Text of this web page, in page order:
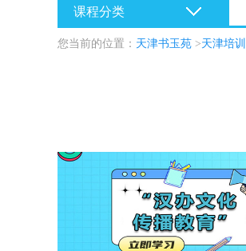
课程分类
您当前的位置： 天津书玉苑 >天津培训